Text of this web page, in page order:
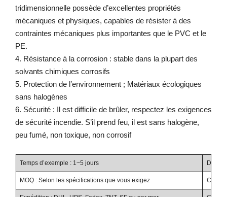
tridimensionnelle possède d’excellentes propriétés
mécaniques et physiques, capables de résister à des
contraintes mécaniques plus importantes que le PVC et le
PE.
4. Résistance à la corrosion : stable dans la plupart des
solvants chimiques corrosifs
5. Protection de l’environnement ; Matériaux écologiques
sans halogènes
6. Sécurité : Il est difficile de brûler, respectez les exigences
de sécurité incendie. S’il prend feu, il est sans halogène,
peu fumé, non toxique, non corrosif
Temps d’exemple : 1~5 jours Délai
MOQ : Selon les spécifications que vous exigez